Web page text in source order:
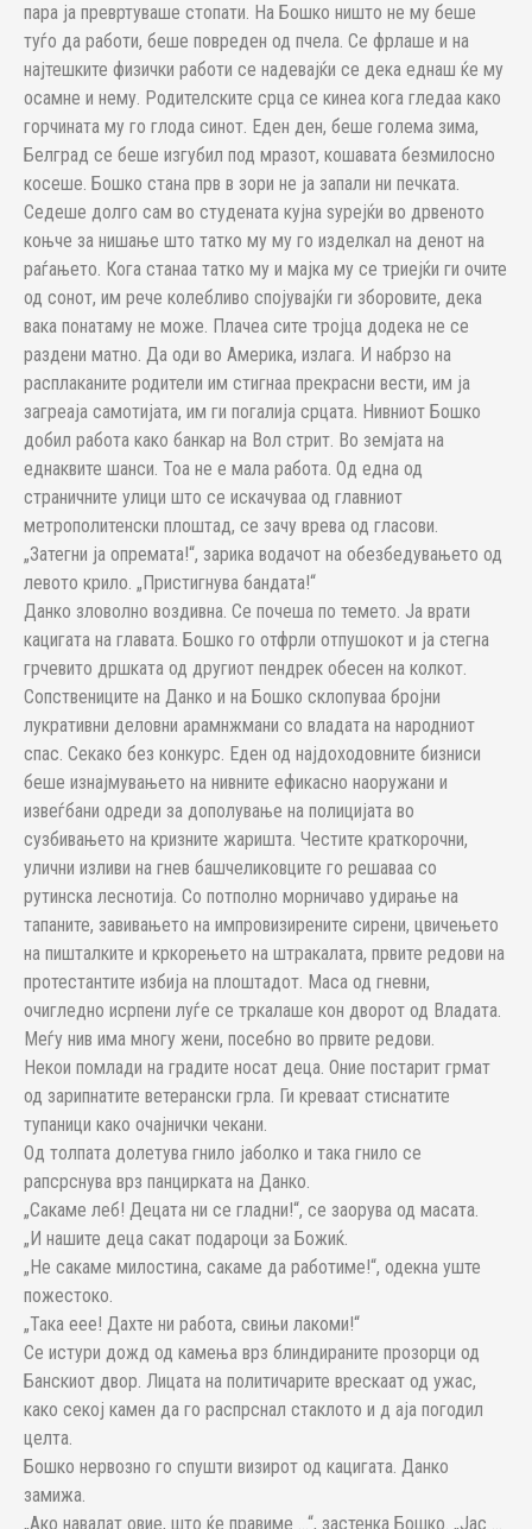
пара ја превртуваше стопати. На Бошко ништо не му беше
туѓо да работи, беше повреден од пчела. Се фрлаше и на
најтешките физички работи се надевајќи се дека еднаш ќе му
осамне и нему. Родителските срца се кинеа кога гледаа како
горчината му го глода синот. Еден ден, беше голема зима,
Белград се беше изгубил под мразот, кошавата безмилосно
косеше. Бошко стана прв в зори не ја запали ни печката.
Седеше долго сам во студената кујна ѕурејќи во дрвеното
коњче за нишање што татко му му го изделкал на денот на
раѓањето. Кога станаа татко му и мајка му се триејќи ги очите
од сонот, им рече колебливо спојувајќи ги зборовите, дека
вака понатаму не може. Плачеа сите тројца додека не се
раздени матно. Да оди во Америка, излага. И набрзо на
расплаканите родители им стигнаа прекрасни вести, им ја
загреаја самотијата, им ги погалија срцата. Нивниот Бошко
добил работа како банкар на Вол стрит. Во земјата на
еднаквите шанси. Тоа не е мала работа. Од една од
страничните улици што се искачуваа од главниот
метрополитенски плоштад, се зачу врева од гласови.
„Затегни ја опремата!“, зарика водачот на обезбедувањето од
левото крило. „Пристигнува бандата!“
Данко зловолно воздивна. Се почеша по темето. Ја врати
кацигата на главата. Бошко го отфрли отпушокот и ја стегна
грчевито дршката од другиот пендрек обесен на колкот.
Сопствениците на Данко и на Бошко склопуваа бројни
лукративни деловни арамнжмани со владата на народниот
спас. Секако без конкурс. Еден од најдоходовните бизниси
беше изнајмувањето на нивните ефикасно наоружани и
извеѓбани одреди за дополување на полицијата во
сузбивањето на кризните жаришта. Честите краткорочни,
улични изливи на гнев башчеликовците го решаваа со
рутинска леснотија. Со потполно морничаво удирање на
тапаните, завивањето на импровизирените сирени, цвичењето
на пишталките и кркорењето на штракалата, првите редови на
протестантите избија на плоштадот. Маса од гневни,
очигледно исрпени луѓе се тркалаше кон дворот од Владата.
Меѓу нив има многу жени, посебно во првите редови.
Некои помлади на градите носат деца. Оние постарит грмат
од зарипнатите ветерански грла. Ги креваат стиснатите
тупаници како очајнички чекани.
Од толпата долетува гнило јаболко и така гнило се
рапсрснува врз панцирката на Данко.
„Сакаме леб! Децата ни се гладни!“, се заорува од масата.
„И нашите деца сакат подароци за Божиќ.
„Не сакаме милостина, сакаме да работиме!“, одекна уште
пожестоко.
„Така еее! Дахте ни работа, свињи лакоми!“
Се истури дожд од камења врз блиндираните прозорци од
Банскиот двор. Лицата на политичарите врескаат од ужас,
како секој камен да го распрснал стаклото и д аја погодил
целта.
Бошко нервозно го спушти визирот од кацигата. Данко
замижа.
„Ако навалат овие, што ќе правиме …“, застенка Бошко. „Јас …